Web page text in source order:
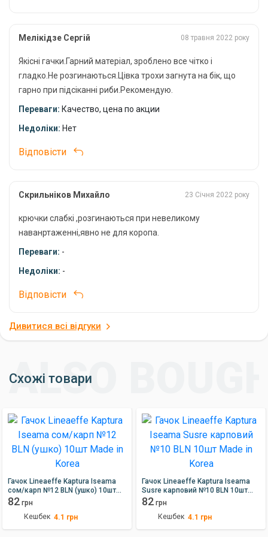
снастей
КомпаніяBalzerбула заснована у 1949 році в німецькому місті
виробників рибальських снастей Європи. Авторитет компанії
підкріплений десятиліттями безцінного досвіду виробництва
Carp N4стануть для вас ідеальним вибором. Вони
забезпечать вам успішну риболовлю та подарують масу
Мелікідзе Сергій 08 травня 2022 року
Якісні гачки.Гарний матеріал, зроблено все чітко і
гладко.Не розгинаються.Цівка трохи загнута на бік, що
гарно при підсіканні риби.Рекомендую.
Переваги: Качество, цена по акции
Недоліки: Нет
Відповісти
Скрильніков Михайло 23 Січня 2022 року
крючки слабкі ,розгинаються при невеликому
наванртаженні,явно не для коропа.
Переваги: -
Недоліки: -
Відповісти
Дивитися всі відгуки
Схожі товари
Гачок Lineaeffe Kaptura Iseama
сом/карп №12 BLN (ушко) 10шт
Made in Korea
82 грн
Кешбек4.1 грн
Гачок Lineaeffe Kaptura Iseama
Susre карповий №10 BLN 10шт
Made in Korea
82 грн
Кешбек4.1 грн